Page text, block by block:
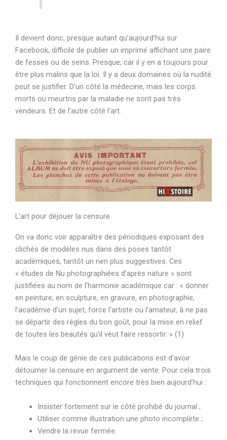
Il devient donc, presque autant qu’aujourd’hui sur
Facebook, difficile de publier un imprimé affichant une paire
de fesses ou de seins. Presque, car il y en a toujours pour
être plus malins que la loi. Il y a deux domaines où la nudité
peut se justifier. D’un côté la médecine, mais les corps
morts ou meurtris par la maladie ne sont pas très
vendeurs. Et de l’autre côté l’art.
L'art pour déjouer la censure
On va donc voir apparaître des périodiques exposant des
clichés de modèles nus dans des poses tantôt
académiques, tantôt un rien plus suggestives. Ces
« études de Nu photographiées d’après nature » sont
justifiées au nom de l’harmonie académique car : « donner
en peinture, en sculpture, en gravure, en photographie,
l’académie d’un sujet, force l’artiste ou l’amateur, à ne pas
se départir des règles du bon goût, pour la mise en relief
de toutes les beautés qu’il veut faire ressortir. » (1)
Mais le coup de génie de ces publications est d’avoir
détourner la censure en argument de vente. Pour cela trois
techniques qui fonctionnent encore très bien aujourd’hui :
Insister fortement sur le côté prohibé du journal ;
Utiliser comme illustration une photo incomplète ;
Vendre la revue fermée.